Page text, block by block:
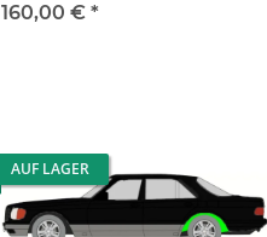
160,00 € *
AUF LAGER